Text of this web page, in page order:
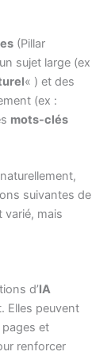
(Pillar
sujet large (ex
« ) et des
(ex :
mots-clés
suivantes de
varié, mais
d’IA
Elles peuvent
et
renforcer